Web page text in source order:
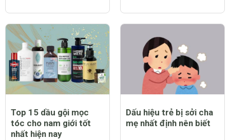
Top 15 dầu gội mọc
tóc cho nam giới tốt
nhất hiện nay
Dấu hiệu trẻ bị sởi cha
mẹ nhất định nên biết